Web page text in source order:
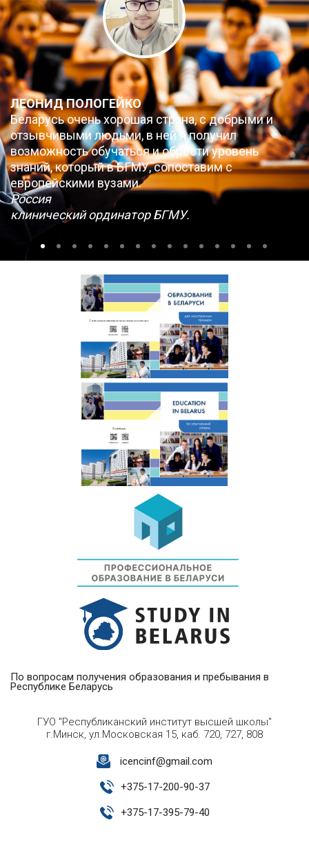
ЛЕОНИД ПОЛОГЕЙКО
Беларусь очень хорошая страна, с добрыми и
отзывчивыми людьми, в ней я получил
возможность обучаться и обрести уровень
знаний, который в БГМУ, сопоставим с
европейскими вузами.
Россия
клинический ординатор БГМУ.
По вопросам получения образования и пребывания в
Республике Беларусь
ГУО "Республиканский институт высшей школы"
г.Минск, ул.Московская 15, каб. 720, 727, 808
icencinf@gmail.com
+375-17-200-90-37
+375-17-395-79-40